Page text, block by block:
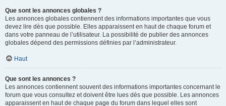
Que sont les annonces globales ?
Les annonces globales contiennent des informations importantes que vous
devez lire dès que possible. Elles apparaissent en haut de chaque forum et
dans votre panneau de l’utilisateur. La possibilité de publier des annonces
globales dépend des permissions définies par l’administrateur.
Haut
Que sont les annonces ?
Les annonces contiennent souvent des informations importantes concernant le
forum que vous consultez et doivent être lues dès que possible. Les annonces
apparaissent en haut de chaque page du forum dans lequel elles sont